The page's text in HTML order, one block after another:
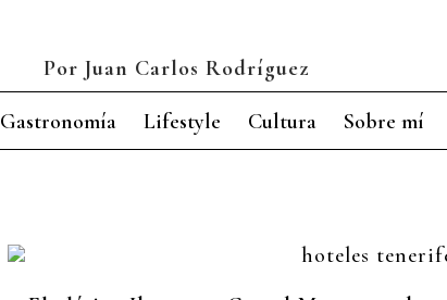
Por Juan Carlos Rodríguez
Gastronomía Lifestyle Cultura Sobre mí